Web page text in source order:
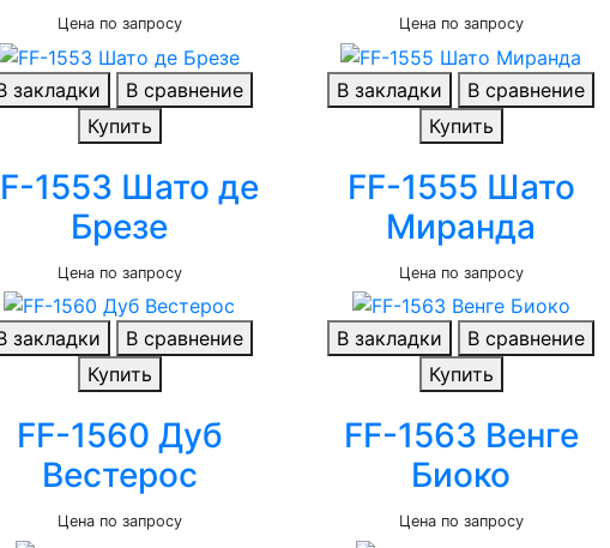
Цена по запросу Цена по запросу
закладки
В сравнение
Купить
1553 Шато де
Брезе
Цена по запросу
В закладки
В сравнение
Купить
FF-1555 Шато
Миранда
Цена по запросу
закладки
В сравнение
Купить
FF-1560 Дуб
Вестерос
Цена по запросу
В закладки
В сравнение
Купить
FF-1563 Венге
Биоко
Цена по запросу